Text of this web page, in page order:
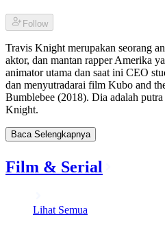
Follow
Travis Knight merupakan seorang
aktor, dan mantan rapper Amerika
animator utama dan saat ini CEO
dan menyutradarai film Kubo and
Bumblebee (2018). Dia adalah
Knight.
Baca Selengkapnya
Film & Serial
Lihat Semua